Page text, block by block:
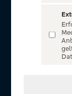
für alle Kunden
unserem
Fußball-
In